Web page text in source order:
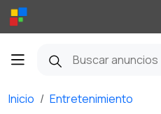
Inicio Entretenimiento